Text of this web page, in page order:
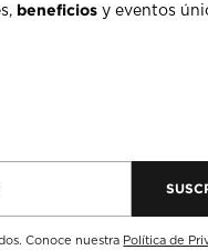
beneficios y eventos
Conoce nuestra Política de